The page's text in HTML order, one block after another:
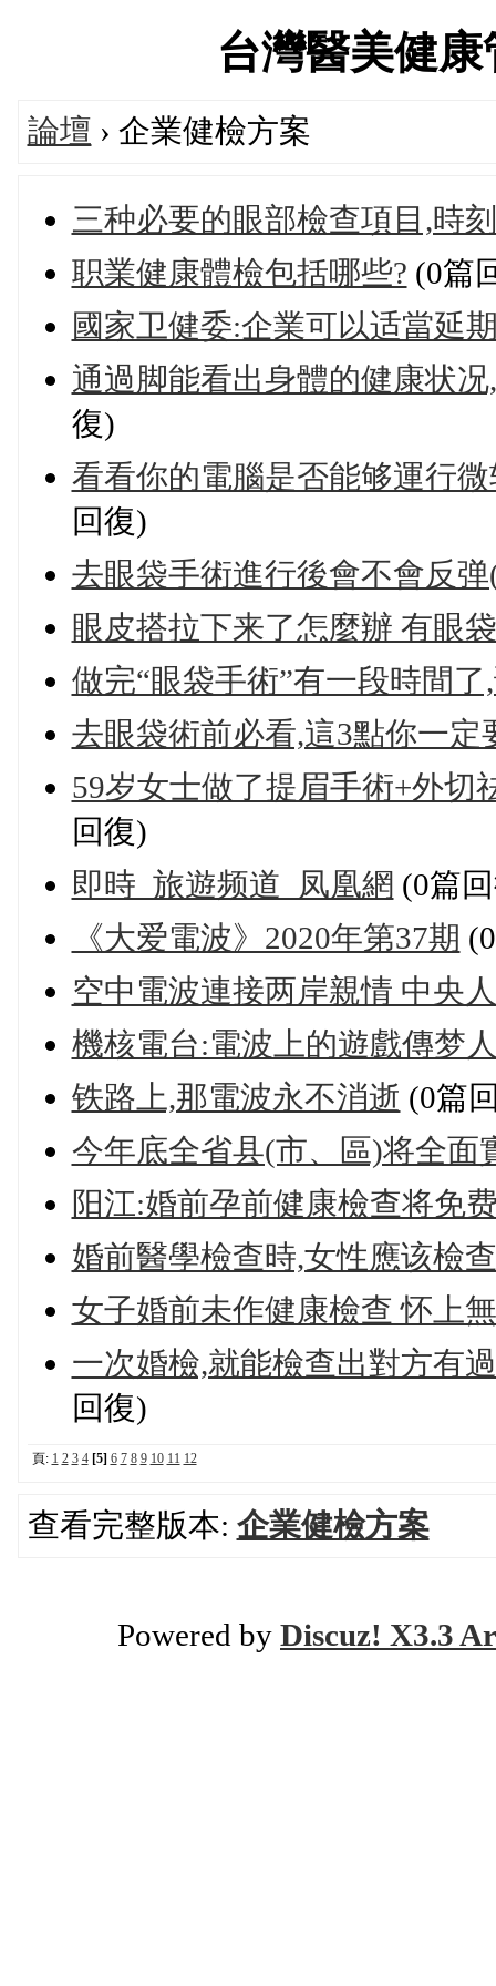
台灣醫美健
論壇 › 企業健檢方案
三种必要的眼部檢查項目,時
职業健康體檢包括哪些? (0篇
國家卫健委:企業可以适當延
通過脚能看出身體的健康状
復)
看看你的電腦是否能够運行微
回復)
去眼袋手術進行後會不會反
眼皮搭拉下来了怎麼辦 有眼
做完“眼袋手術”有一段時間
去眼袋術前必看,這3點你一定
59岁女士做了提眉手術+外切
回復)
即時_旅遊频道_凤凰網 (0篇
《大爱電波》2020年第37期
空中電波連接两岸親情 中央
機核電台:電波上的遊戲傳梦
铁路上,那電波永不消逝 (0篇
今年底全省县(市、區)将全面
阳江:婚前孕前健康檢查将免
婚前醫學檢查時,女性應该檢
女子婚前未作健康檢查 怀上
一次婚檢,就能檢查出對方有
回復)
頁: 1 2 3 4 [5] 6 7 8 9 10 11 12
查看完整版本: 企業健檢方案
Powered by Discuz! X3.3